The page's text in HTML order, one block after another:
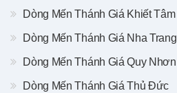
Dòng Mến Thánh Giá Khiết Tâm
Dòng Mến Thánh Giá Nha Trang
Dòng Mến Thánh Giá Quy Nhơn
Dòng Mến Thánh Giá Thủ Đức